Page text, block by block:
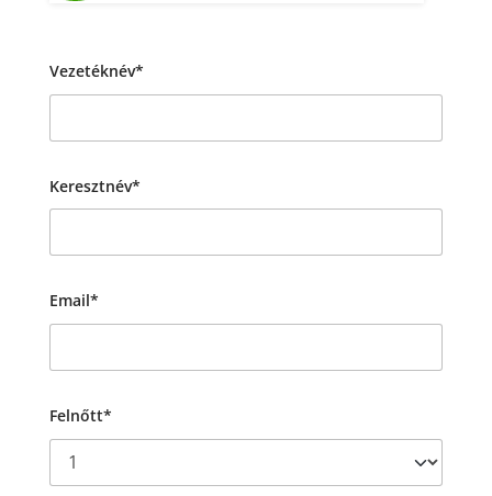
Vezetéknév*
Keresztnév*
Email*
Felnőtt*